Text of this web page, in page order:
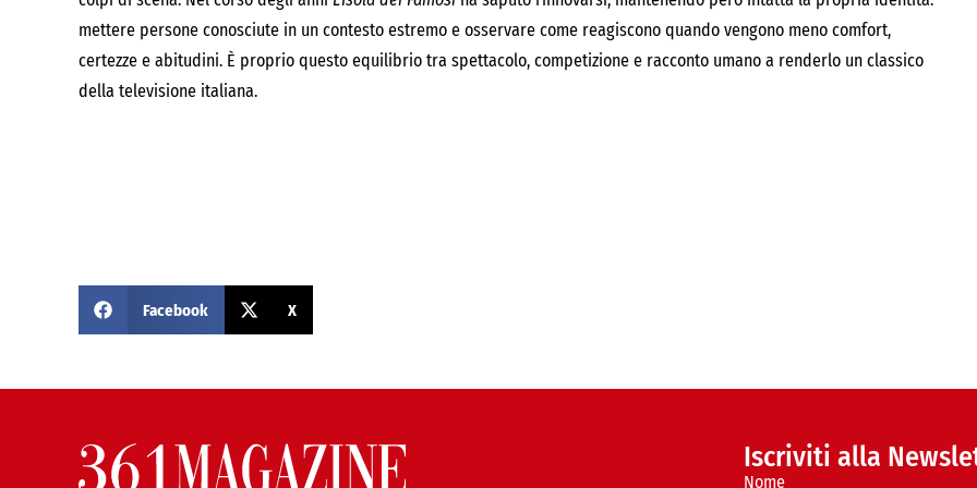
mettere persone conosciute in un contesto estremo e osservare come reagiscono quando vengono meno comfort,
certezze e abitudini. È proprio questo equilibrio tra spettacolo, competizione e racconto umano a renderlo un classico
della televisione italiana.
Facebook X
Iscriviti alla
Nome